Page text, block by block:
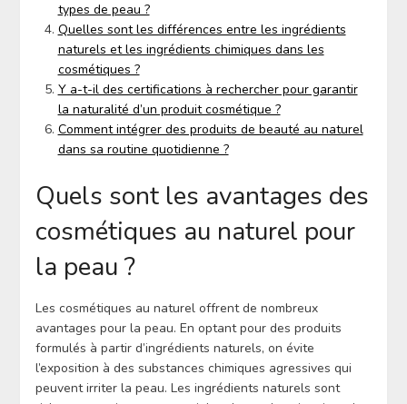
types de peau ?
Quelles sont les différences entre les ingrédients
naturels et les ingrédients chimiques dans les
cosmétiques ?
Y a-t-il des certifications à rechercher pour garantir
la naturalité d’un produit cosmétique ?
Comment intégrer des produits de beauté au naturel
dans sa routine quotidienne ?
Quels sont les avantages des
cosmétiques au naturel pour
la peau ?
Les cosmétiques au naturel offrent de nombreux
avantages pour la peau. En optant pour des produits
formulés à partir d’ingrédients naturels, on évite
l’exposition à des substances chimiques agressives qui
peuvent irriter la peau. Les ingrédients naturels sont